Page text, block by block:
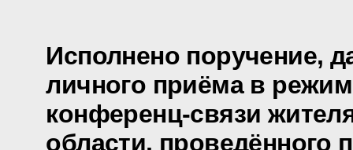
Исполнено поручение,
личного приёма в
конференц-связи
области, проведённого